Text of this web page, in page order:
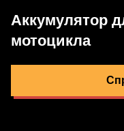
Аккумулятор
мотоцикла